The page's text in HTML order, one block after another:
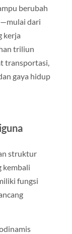
berubah
dari
kerja
triliun
transportasi,
gaya hidup
struktur
kembali
fungsi